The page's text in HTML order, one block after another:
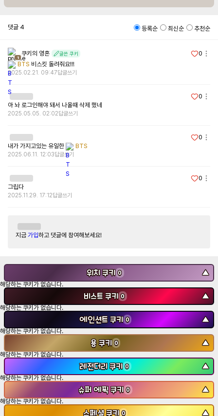
댓글 4 등록순 최신순 추천순
1
쿠키의 영혼 글쓴 쿠키
0
BTS 비스킷 돌려줘요!!!
2025.02.21. 09:47답글쓰기
0
아 놔 로그인해야 돼서 나올때 삭제 했네
2025.05.05. 02:02답글쓰기
0
내가 가지고있는 유일한
BTS
2025.06.11. 12:03답글쓰기
0
그립다
2025.11.29. 17:12답글쓰기
지금 가입하고 댓글에 참여해보세요!
위치 쿠키 0 ▼
해당하는 쿠키가 없습니다.
비스트 쿠키 0 ▼
해당하는 쿠키가 없습니다.
에인션트 쿠키 0 ▼
해당하는 쿠키가 없습니다.
용 쿠키 0 ▼
해당하는 쿠키가 없습니다.
레전더리 쿠키 0 ▼
해당하는 쿠키가 없습니다.
슈퍼 에픽 쿠키 0 ▼
해당하는 쿠키가 없습니다.
스페셜 쿠키 0 ▼